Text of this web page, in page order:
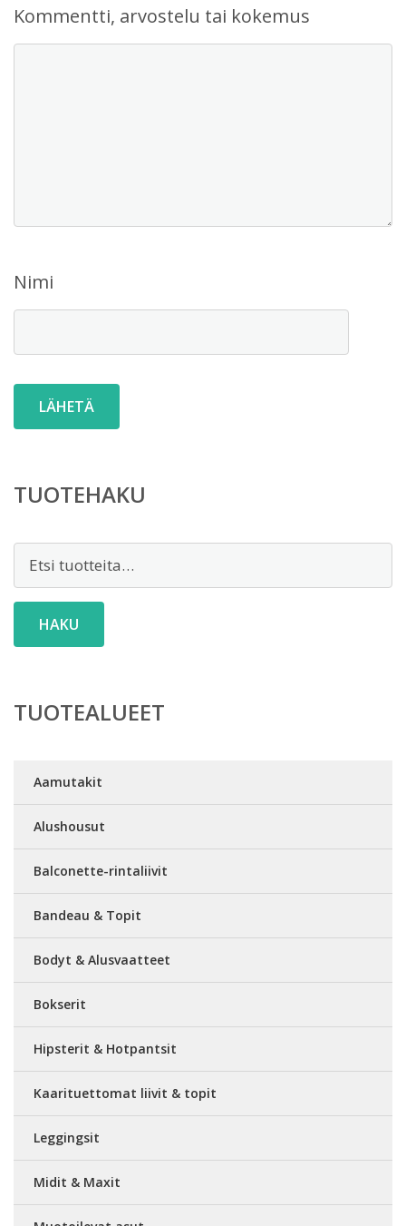
Kommentti, arvostelu tai kokemus
Nimi
TUOTEHAKU
Etsi:
HAKU
TUOTEALUEET
Aamutakit
Alushousut
Balconette-rintaliivit
Bandeau & Topit
Bodyt & Alusvaatteet
Bokserit
Hipsterit & Hotpantsit
Kaarituettomat liivit & topit
Leggingsit
Midit & Maxit